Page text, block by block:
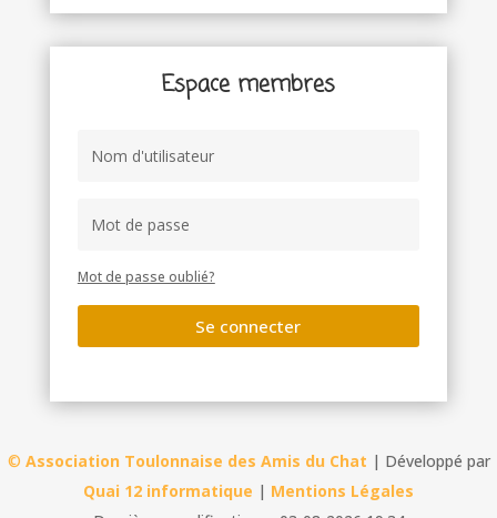
Espace membres
Mot de passe oublié?
Se connecter
© Association Toulonnaise des Amis du Chat | Développé par
Quai 12 informatique | Mentions Légales